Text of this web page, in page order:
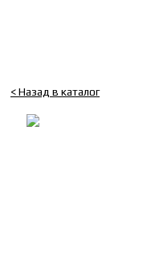
< Назад в каталог